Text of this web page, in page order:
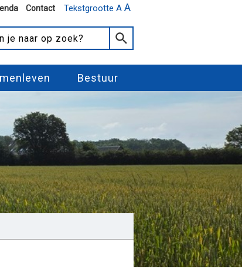
Tekstgrootte A A
Contact
Bestuur